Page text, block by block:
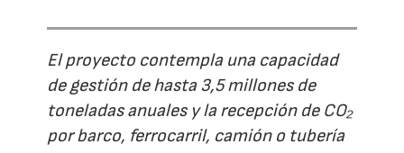
El proyecto contempla una capacidad
de gestión de hasta 3,5 millones de
toneladas anuales y la recepción de CO₂
por barco, ferrocarril, camión o tubería